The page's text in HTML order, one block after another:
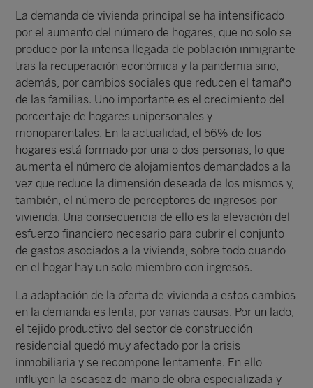
La demanda de vivienda principal se ha intensificado
por el aumento del número de hogares, que no solo se
produce por la intensa llegada de población inmigrante
tras la recuperación económica y la pandemia sino,
además, por cambios sociales que reducen el tamaño
de las familias. Uno importante es el crecimiento del
porcentaje de hogares unipersonales y
monoparentales. En la actualidad, el 56% de los
hogares está formado por una o dos personas, lo que
aumenta el número de alojamientos demandados a la
vez que reduce la dimensión deseada de los mismos y,
también, el número de perceptores de ingresos por
vivienda. Una consecuencia de ello es la elevación del
esfuerzo financiero necesario para cubrir el conjunto
de gastos asociados a la vivienda, sobre todo cuando
en el hogar hay un solo miembro con ingresos.
La adaptación de la oferta de vivienda a estos cambios
en la demanda es lenta, por varias causas. Por un lado,
el tejido productivo del sector de construcción
residencial quedó muy afectado por la crisis
inmobiliaria y se recompone lentamente. En ello
influyen la escasez de mano de obra especializada y